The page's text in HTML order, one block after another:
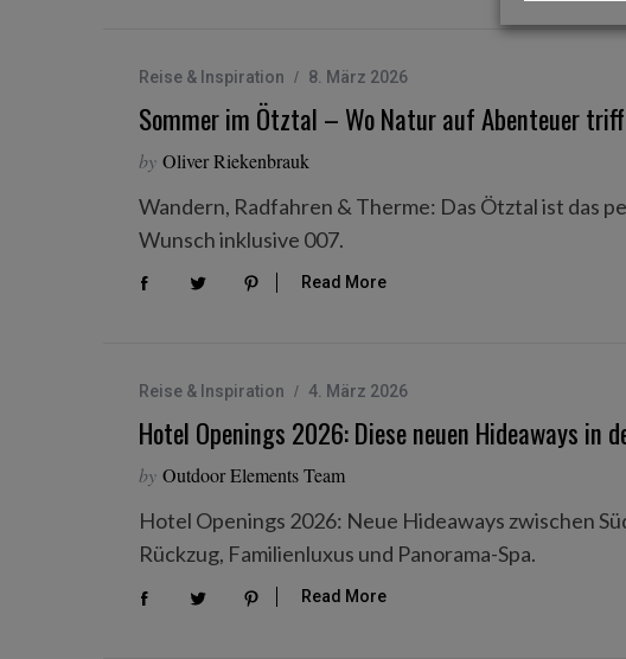
Reise & Inspiration 8. März 2026
Sommer im Ötztal – Wo Natur auf Abenteuer
by Oliver Riekenbrauk
Wandern, Radfahren & Therme: Das Ötztal ist das
Wunsch inklusive 007.
Read More
Reise & Inspiration 4. März 2026
Hotel Openings 2026: Diese neuen Hideaways in
by Outdoor Elements Team
Hotel Openings 2026: Neue Hideaways zwischen
Rückzug, Familienluxus und Panorama-Spa.
Read More